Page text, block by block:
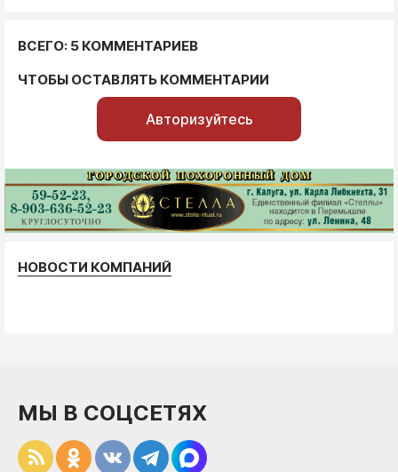
ВСЕГО: 5 КОММЕНТАРИЕВ
ЧТОБЫ ОСТАВЛЯТЬ КОММЕНТАРИИ
Авторизуйтесь
НОВОСТИ КОМПАНИЙ
МЫ В СОЦСЕТЯХ